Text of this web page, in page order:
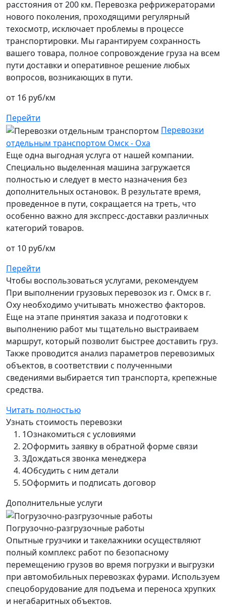
расстояния от 200 км. Перевозка рефрижераторами
нового поколения, проходящими регулярный
техосмотр, исключает проблемы в процессе
транспортировки. Мы гарантируем сохранность
вашего товара, полное сопровождение груза на всем
пути доставки и оперативное решение любых
вопросов, возникающих в пути.
от 16 руб/км
Перейти
Перевозки
отдельным транспортом Омск - Оха
Еще одна выгодная услуга от нашей компании.
Специально выделенная машина загружается
полностью и следует в место назначения без
дополнительных остановок. В результате время,
проведенное в пути, сокращается на треть, что
особенно важно для экспресс-доставки различных
категорий товаров.
от 10 руб/км
Перейти
Чтобы воспользоваться услугами, рекомендуем
При выполнении грузовых перевозок из г. Омск в г.
Оху необходимо учитывать множество факторов.
Еще на этапе принятия заказа и подготовки к
выполнению работ мы тщательно выстраиваем
маршрут, который позволит быстрее доставить груз.
Также проводится анализ параметров перевозимых
объектов, в соответствии с полученными
сведениями выбирается тип транспорта, крепежные
средства.
Читать полностью
Узнать стоимость перевозки
1Ознакомиться с условиями
2Оформить заявку в обратной форме связи
3Дождаться звонка менеджера
4Обсудить с ним детали
5Оформить и подписать договор
Дополнительные услуги
Погрузочно-разгрузочные работы
Опытные грузчики и такелажники осуществляют
полный комплекс работ по безопасному
перемещению грузов во время погрузки и выгрузки
при автомобильных перевозках фурами. Используем
спецоборудование для подъема и переноса хрупких
и негабаритных объектов.